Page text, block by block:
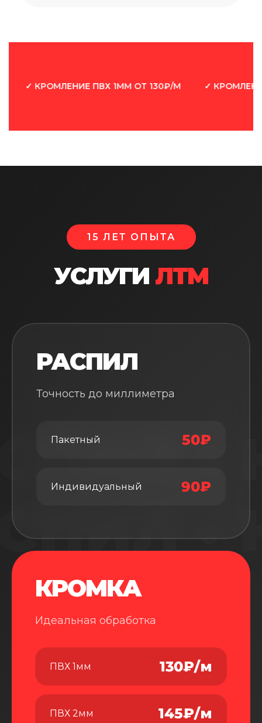
✓ КРОМЛЕНИЕ ПВХ 1ММ ОТ 130₽/М ✓
•
•
15 ЛЕТ ОПЫТА
УСЛУГИ ЛТМ
РАСПИЛ
Точность до миллиметра
Пакетный 50₽
Индивидуальный 90₽
КРОМКА
Идеальная обработка
ПВХ 1мм 130₽/м
ПВХ 2мм 145₽/м